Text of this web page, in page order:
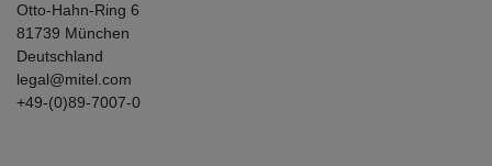
Otto-Hahn-Ring 6
81739 München
Deutschland
legal@mitel.com
+49-(0)89-7007-0